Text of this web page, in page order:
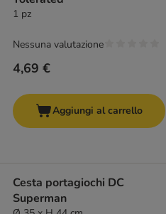
1 pz
4,69 €
Nessuna valutazione
Aggiungi al carrello
Cesta portagiochi DC
Superman